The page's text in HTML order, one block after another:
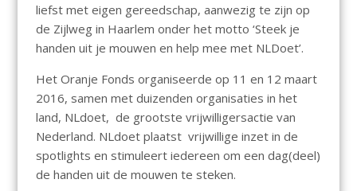
liefst met eigen gereedschap, aanwezig te zijn op
de Zijlweg in Haarlem onder het motto ‘Steek je
handen uit je mouwen en help mee met NLDoet’.
Het Oranje Fonds organiseerde op 11 en 12 maart
2016, samen met duizenden organisaties in het
land, NLdoet, de grootste vrijwilligersactie van
Nederland. NLdoet plaatst vrijwillige inzet in de
spotlights en stimuleert iedereen om een dag(deel)
de handen uit de mouwen te steken.